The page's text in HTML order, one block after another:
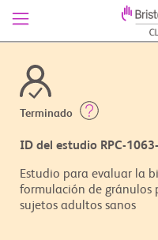
Terminado
ID del estudio RPC-
Estudio para evaluar la
formulación de gránulos
sujetos adultos sanos